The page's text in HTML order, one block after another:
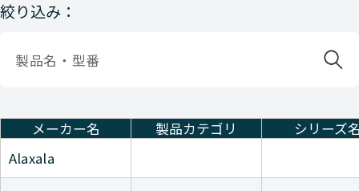
絞り込み：
メーカー名 製品カテゴリ
シリーズ
Alaxala